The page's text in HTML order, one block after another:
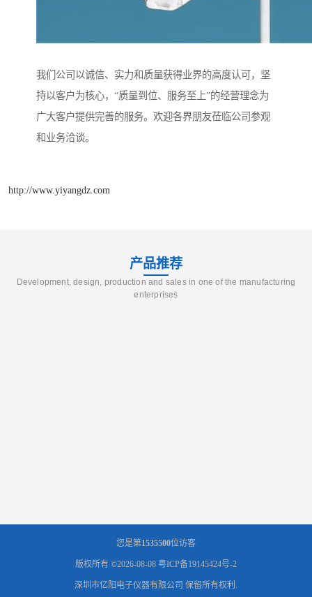
我们公司以诚信、实力和质量获得业界的高度认可，坚
持以客户为核心，“质量到位、服务至上”的经营理念为
广大客户提供完善的服务。欢迎各界朋友莅临公司参观
和业务洽谈。
http://www.yiyangdz.com
产品推荐
Development, design, production and sales in one of the manufacturing
enterprises
您是第1535500位访客
版权所有 ©2026-08-08 粤ICP备19145424号-2
深圳市亿阳电子仪器有限公司 保留所有权利.